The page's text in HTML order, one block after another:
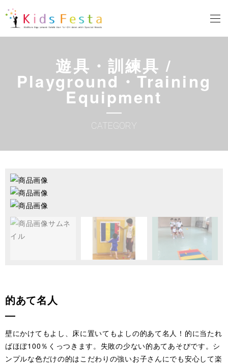
遊具・訓練具 /
Playground・Training
Equipment
CATEGORY
的あて名人
壁にかけてもよし、床に置いてもよしの的あて名人！的に当たれ
ばほぼ100％くっつきます。失敗の少ない的あてあそびです。シ
ンプルな色だけの的はこだわりの強いお子さんにでも安心して楽